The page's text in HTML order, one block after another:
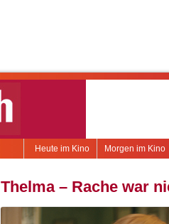
Morgen im Kino
Heute im Kino
Thelma – Rache war